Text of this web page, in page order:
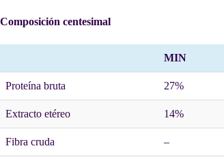
Composición centesimal
MIN
Proteína bruta 27%
Extracto etéreo 14%
Fibra cruda –